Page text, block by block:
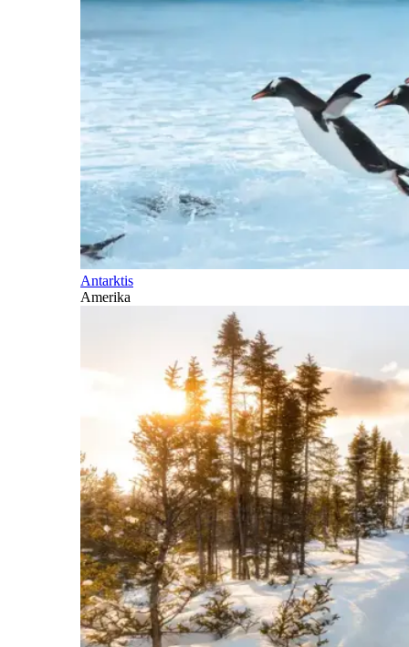
Antarktis
Amerika